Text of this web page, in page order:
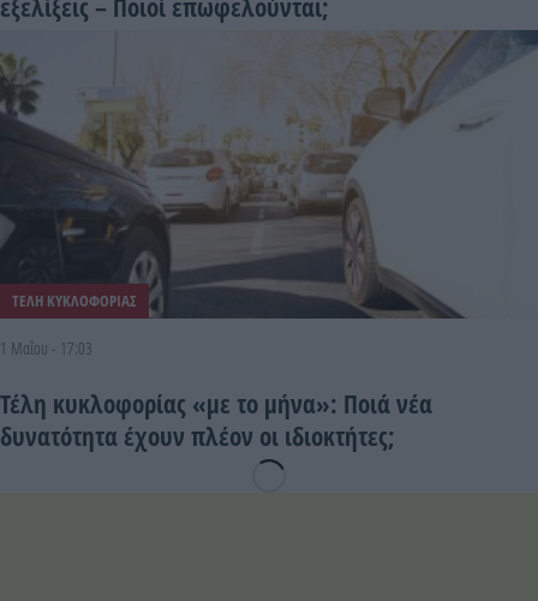
εξελίξεις – Ποιοί επωφελούνται;
ΤΕΛΗ ΚΥΚΛΟΦΟΡΙΑΣ
1 Μαΐου - 17:03
Τέλη κυκλοφορίας «με το μήνα»: Ποιά νέα
δυνατότητα έχουν πλέον οι ιδιοκτήτες;